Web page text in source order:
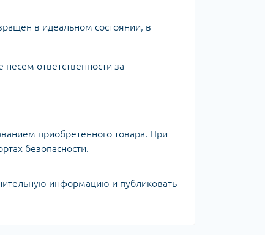
в идеальном состоянии, в
ответственности за
приобретенного товара. При
безопасности.
информацию и публиковать